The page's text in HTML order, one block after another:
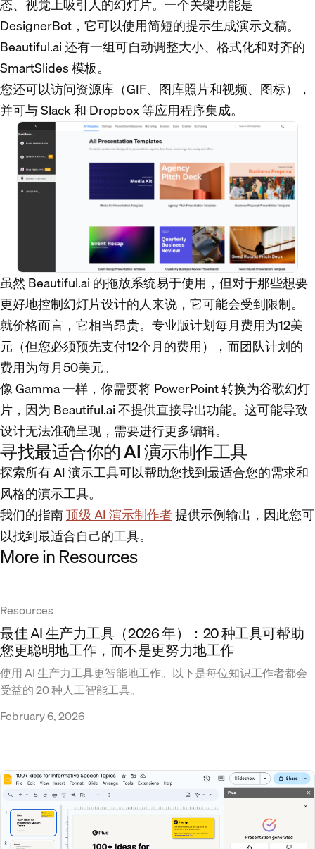
态、视觉上吸引人的幻灯片。一个关键功能是
DesignerBot，它可以使用简短的提示生成演示文稿。
Beautiful.ai 还有一组可自动调整大小、格式化和对齐的
SmartSlides 模板。
您还可以访问资源库（GIF、图库照片和视频、图标），
并可与 Slack 和 Dropbox 等应用程序集成。
虽然 Beautiful.ai 的拖放系统易于使用，但对于那些想要
更好地控制幻灯片设计的人来说，它可能会受到限制。
就价格而言，它相当昂贵。专业版计划每月费用为12美
元（但您必须预先支付12个月的费用），而团队计划的
费用为每月50美元。
像 Gamma 一样，你需要将 PowerPoint 转换为谷歌幻灯
片，因为 Beautiful.ai 不提供直接导出功能。这可能导致
设计无法准确呈现，需要进行更多编辑。
寻找最适合你的 AI 演示制作工具
探索所有 AI 演示工具可以帮助您找到最适合您的需求和
风格的演示工具。
我们的指南顶级 AI 演示制作者提供示例输出，因此您可
以找到最适合自己的工具。
More in Resources
Resources
最佳 AI 生产力工具（2026 年）：20 种工具可帮助
您更聪明地工作，而不是更努力地工作
使用 AI 生产力工具更智能地工作。以下是每位知识工作者都会
受益的 20 种人工智能工具。
February 6, 2026